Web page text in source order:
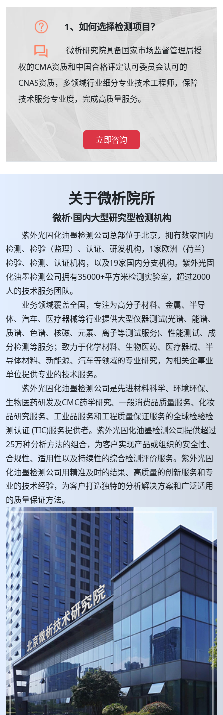
1、如何选择检测项目？
微析研究院具备国家市场监督管理局授
权的CMA资质和中国合格评定认可委员会认可的
CNAS资质，多领域行业细分专业技术工程师，保障
技术服务专业度，完成高质量服务。
立即咨询
关于微析院所
微析·国内大型研究型检测机构
紫外光固化油墨检测公司总部位于北京，拥有数家国内
检测、检验（监理）、认证、研发机构，1家欧洲（荷兰）
检验、检测、认证机构，以及19家国内分支机构。紫外光固
化油墨检测公司拥有35000+平方米检测实验室，超过2000
人的技术服务团队。
业务领域覆盖全国，专注为高分子材料、金属、半导
体、汽车、医疗器械等行业提供大型仪器测试(光谱、能谱、
质谱、色谱、核磁、元素、离子等测试服务)、性能测试、成
分检测等服务；致力于化学材料、生物医药、医疗器械、半
导体材料、新能源、汽车等领域的专业研究，为相关企事业
单位提供专业的技术服务。
紫外光固化油墨检测公司是先进材料科学、环境环保、
生物医药研发及CMC药学研究、一般消费品质量服务、化妆
品研究服务、工业品服务和工程质量保证服务的全球检验检
测认证 (TIC)服务提供者。紫外光固化油墨检测公司提供超过
25万种分析方法的组合，为客户实现产品或组织的安全性、
合规性、适用性以及持续性的综合检测评价服务。紫外光固
化油墨检测公司用精准及时的结果、高质量的创新服务和专
业的技术经验，为客户打造独特的分析解决方案和广泛适用
的质量保证方法。